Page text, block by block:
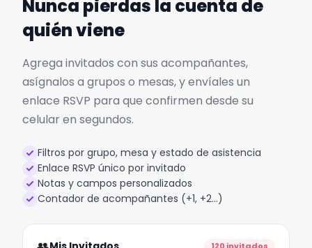
Nunca pierdas la cuenta de
quién viene
Agrega invitados con sus acompañantes,
asígnalos a grupos o mesas, y envíales un
enlace RSVP para que confirmen desde su
celular en segundos.
Filtros por grupo, mesa y estado de asistencia
Enlace RSVP único por invitado
Notas y campos personalizados
Contador de acompañantes (+1, +2…)